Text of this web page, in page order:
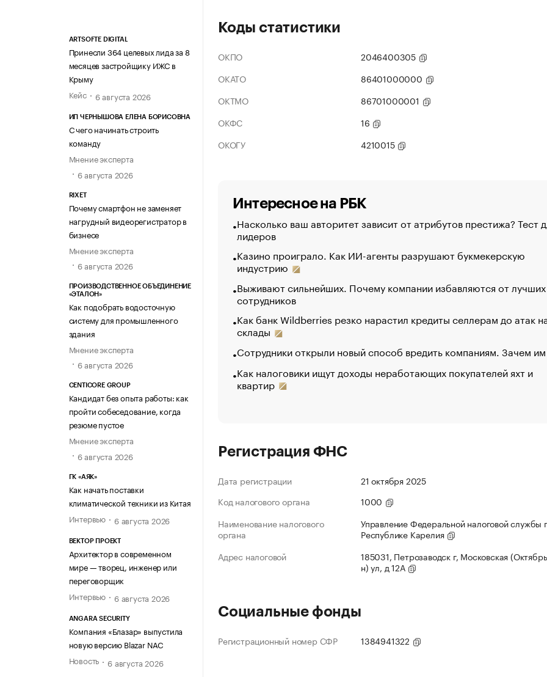
ARTSOFTE DIGITAL
Принесли 364 целевых лида за 8
месяцев застройщику ИЖС в
Крыму
Кейс
6 августа 2026
ИП ЧЕРНЫШОВА ЕЛЕНА БОРИСОВНА
С чего начинать строить
команду
Мнение эксперта
6 августа 2026
RIXET
Почему смартфон не заменяет
нагрудный видеорегистратор в
бизнесе
Мнение эксперта
6 августа 2026
ПРОИЗВОДСТВЕННОЕ ОБЪЕДИНЕНИЕ
«ЭТАЛОН»
Как подобрать водосточную
систему для промышленного
здания
Мнение эксперта
6 августа 2026
CENTICORE GROUP
Кандидат без опыта работы: как
пройти собеседование, когда
резюме пустое
Мнение эксперта
6 августа 2026
ГК «АЯК»
Как начать поставки
климатической техники из Китая
Интервью
6 августа 2026
ВЕКТОР ПРОЕКТ
Архитектор в современном
мире — творец, инженер или
переговорщик
Интервью
6 августа 2026
ANGARA SECURITY
Компания «Блазар» выпустила
новую версию Blazar NAC
Новость
6 августа 2026
Коды статистики
ОКПО
2046400305
ОКАТО
86401000000
ОКТМО
86701000001
ОКФС
16
ОКОГУ
4210015
Интересное на РБК
Насколько ваш авторитет зависит от атрибутов престижа? Тест
лидеров
Казино проиграло. Как ИИ-агенты разрушают букмекерскую
индустрию
Выживают сильнейших. Почему компании избавляются от лучших
сотрудников
Как банк Wildberries резко нарастил кредиты селлерам до атак
склады
Сотрудники открыли новый способ вредить компаниям. Зачем
Как налоговики ищут доходы неработающих покупателей яхт и
квартир
Регистрация ФНС
Дата регистрации
21 октября 2025
Код налогового органа
1000
Наименование налогового
органа
Управление Федеральной налоговой службы
Республике Карелия
Адрес налоговой
185031, Петрозаводск г, Московская
н) ул, д 12А
Социальные фонды
Регистрационный номер СФР 1384941322